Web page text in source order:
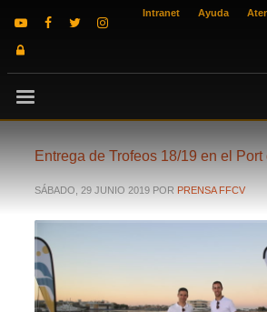
Intranet Ayuda
Entrega de Trofeos 18/19 en el
SÁBADO, 29 JUNIO 2019 POR PRENSA FFCV